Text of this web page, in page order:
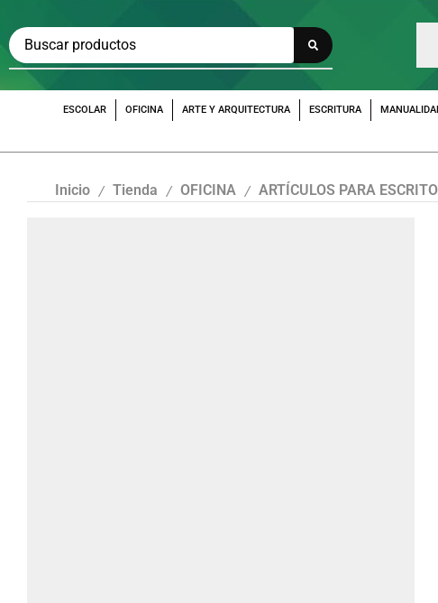
ESCOLAR OFICINA ARTE Y ARQUITECTURA ESCRITURA
Inicio / Tienda / OFICINA / ARTÍCULOS PARA